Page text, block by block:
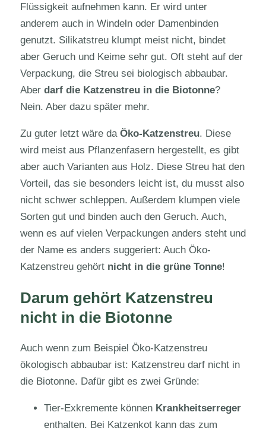
Flüssigkeit aufnehmen kann. Er wird unter
anderem auch in Windeln oder Damenbinden
genutzt. Silikatstreu klumpt meist nicht, bindet
aber Geruch und Keime sehr gut. Oft steht auf der
Verpackung, die Streu sei biologisch abbaubar.
Aber darf die Katzenstreu in die Biotonne?
Nein. Aber dazu später mehr.
Zu guter letzt wäre da Öko-Katzenstreu. Diese
wird meist aus Pflanzenfasern hergestellt, es gibt
aber auch Varianten aus Holz. Diese Streu hat den
Vorteil, das sie besonders leicht ist, du musst also
nicht schwer schleppen. Außerdem klumpen viele
Sorten gut und binden auch den Geruch. Auch,
wenn es auf vielen Verpackungen anders steht und
der Name es anders suggeriert: Auch Öko-
Katzenstreu gehört nicht in die grüne Tonne!
Darum gehört Katzenstreu
nicht in die Biotonne
Auch wenn zum Beispiel Öko-Katzenstreu
ökologisch abbaubar ist: Katzenstreu darf nicht in
die Biotonne. Dafür gibt es zwei Gründe:
Tier-Exkremente können Krankheitserreger
enthalten. Bei Katzenkot kann das zum